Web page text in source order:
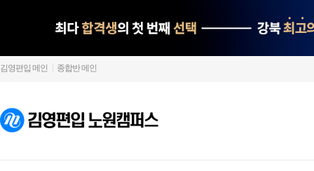
김영편입 메인 종합반 메인